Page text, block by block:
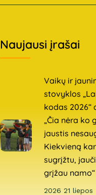
Naujausi įrašai
Vaikų ir
stovyklos
kodas 2026“
„Čia nėra ko
jaustis
Kiekvieną
sugrįžtu,
grįžau namo“
2026 21 liepos